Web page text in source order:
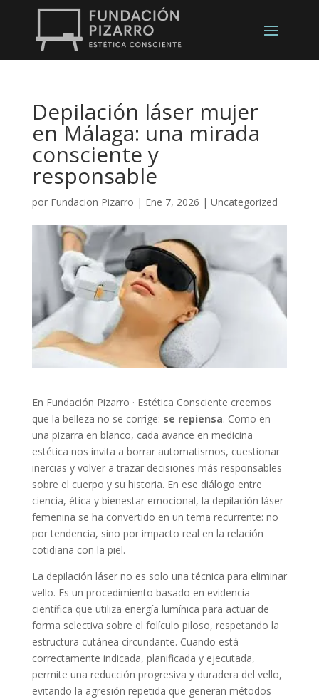
Depilación láser mujer
en Málaga: una mirada
consciente y
responsable
por Fundacion Pizarro | Ene 7, 2026 | Uncategorized
En Fundación Pizarro · Estética Consciente creemos
que la belleza no se corrige: se repiensa. Como en
una pizarra en blanco, cada avance en medicina
estética nos invita a borrar automatismos, cuestionar
inercias y volver a trazar decisiones más responsables
sobre el cuerpo y su historia. En ese diálogo entre
ciencia, ética y bienestar emocional, la depilación láser
femenina se ha convertido en un tema recurrente: no
por tendencia, sino por impacto real en la relación
cotidiana con la piel.
La depilación láser no es solo una técnica para eliminar
vello. Es un procedimiento basado en evidencia
científica que utiliza energía lumínica para actuar de
forma selectiva sobre el folículo piloso, respetando la
estructura cutánea circundante. Cuando está
correctamente indicada, planificada y ejecutada,
permite una reducción progresiva y duradera del vello,
evitando la agresión repetida que generan métodos